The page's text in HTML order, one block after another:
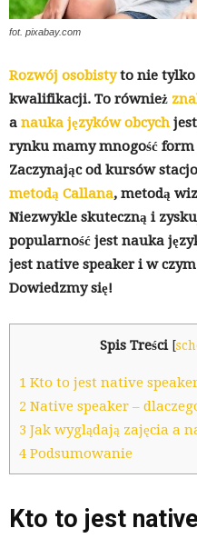
fot. pixabay.com
Rozwój osobistyto nie tylko
kwalifikacji. To również
a nauka języków obcych
rynku mamy mnogość form
Zaczynając od kursów
metodą Callana, metodą
Niezwykle skuteczną i
popularność jest nauka
jest native speaker i w
Dowiedzmy się!
Spis Treści [
1 Kto to jest native
2 Native speaker –
3 Jak wyglądają zajęcia a
4 Podsumowanie
Kto to jest